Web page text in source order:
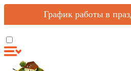
График работы в